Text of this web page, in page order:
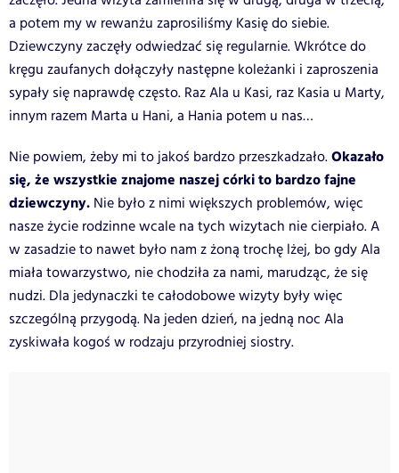
a potem my w rewanżu zaprosiliśmy Kasię do siebie.
Dziewczyny zaczęły odwiedzać się regularnie. Wkrótce do
kręgu zaufanych dołączyły następne koleżanki i zaproszenia
sypały się naprawdę często. Raz Ala u Kasi, raz Kasia u Marty,
innym razem Marta u Hani, a Hania potem u nas…
Nie powiem, żeby mi to jakoś bardzo przeszkadzało.Okazało
się, że wszystkie znajome naszej córki to bardzo fajne
dziewczyny. Nie było z nimi większych problemów, więc
nasze życie rodzinne wcale na tych wizytach nie cierpiało. A
w zasadzie to nawet było nam z żoną trochę lżej, bo gdy Ala
miała towarzystwo, nie chodziła za nami, marudząc, że się
nudzi. Dla jedynaczki te całodobowe wizyty były więc
szczególną przygodą. Na jeden dzień, na jedną noc Ala
zyskiwała kogoś w rodzaju przyrodniej siostry.